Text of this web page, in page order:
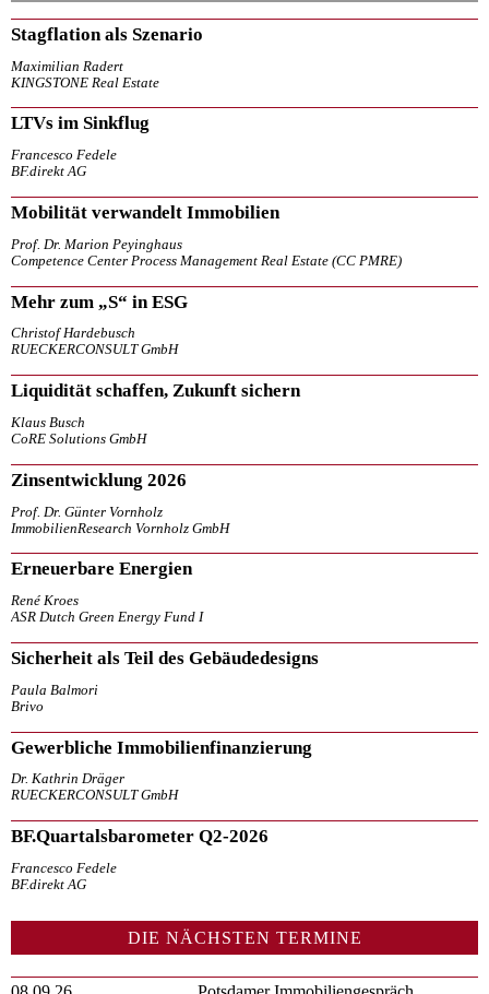
Stagflation als Szenario
Maximilian Radert
KINGSTONE Real Estate
LTVs im Sinkflug
Francesco Fedele
BF.direkt AG
Mobilität verwandelt Immobilien
Prof. Dr. Marion Peyinghaus
Competence Center Process Management Real Estate (CC PMRE)
Mehr zum „S“ in ESG
Christof Hardebusch
RUECKERCONSULT GmbH
Liquidität schaffen, Zukunft sichern
Klaus Busch
CoRE Solutions GmbH
Zinsentwicklung 2026
Prof. Dr. Günter Vornholz
ImmobilienResearch Vornholz GmbH
Erneuerbare Energien
René Kroes
ASR Dutch Green Energy Fund I
Sicherheit als Teil des Gebäudedesigns
Paula Balmori
Brivo
Gewerbliche Immobilienfinanzierung
Dr. Kathrin Dräger
RUECKERCONSULT GmbH
BF.Quartalsbarometer Q2-2026
Francesco Fedele
BF.direkt AG
DIE NÄCHSTEN TERMINE